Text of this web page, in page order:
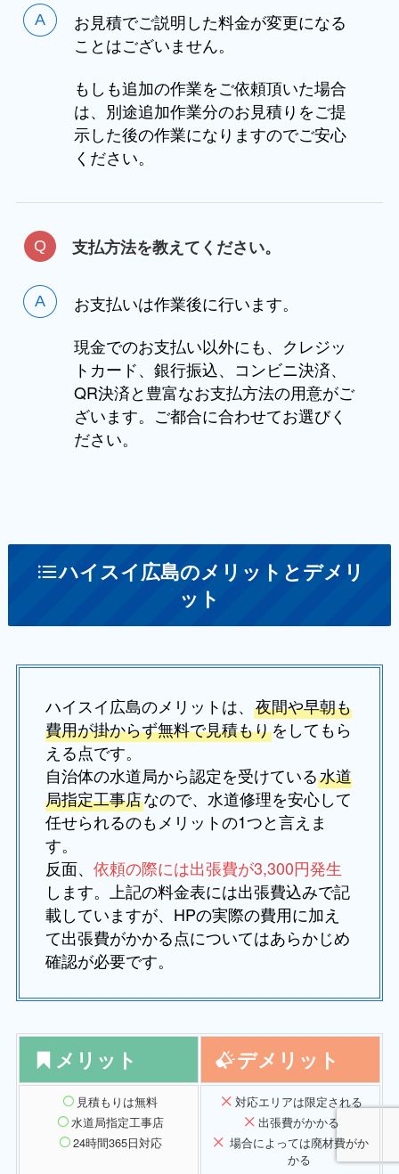
お見積でご説明した料金が変更になる
ことはございません。
もしも追加の作業をご依頼頂いた場合
は、別途追加作業分のお見積りをご提
示した後の作業になりますのでご安心
ください。
支払方法を教えてください。
お支払いは作業後に行います。
現金でのお支払い以外にも、クレジッ
トカード、銀行振込、コンビニ決済、
QR決済と豊富なお支払方法の用意がご
ざいます。ご都合に合わせてお選びく
ださい。
ハイスイ広島のメリットとデメリ
ット
ハイスイ広島のメリットは、 夜間や早朝も
費用が掛からず無料で見積もりをしてもら
える点です。
自治体の水道局から認定を受けている水道
局指定工事店なので、水道修理を安心して
任せられるのもメリットの1つと言えま
す。
反面、 依頼の際には出張費が3,300円発生
します。上記の料金表には出張費込みで記
載していますが、HPの実際の費用に加え
て出張費がかかる点についてはあらかじめ
確認が必要です。
メリット デメリット
見積もりは無料
水道局指定工事店
24時間365日対応
対応エリアは限定される
出張費がかかる
場合によっては廃材費がか
かる